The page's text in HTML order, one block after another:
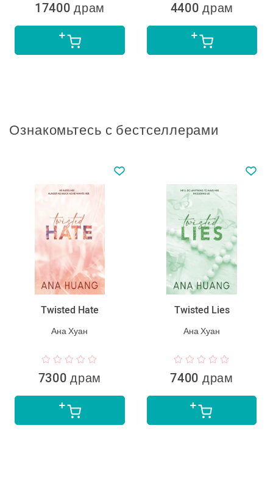
17400 драм 4400 драм
Ознакомьтесь с бестселлерами
Twisted Hate
Ана Хуан
7300 драм
Twisted Lies
Ана Хуан
7400 драм